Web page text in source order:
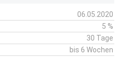
06.05.2020
5 %
30 Tage
bis 6 Wochen